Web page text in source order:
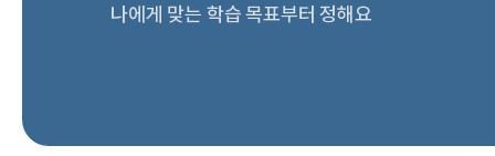
나에게 맞는 학습 목표부터 정해요